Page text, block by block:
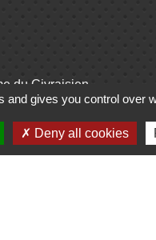
du Civraisien
de
and gives you control over
Deny all cookies